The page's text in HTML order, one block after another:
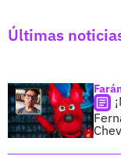
Últimas